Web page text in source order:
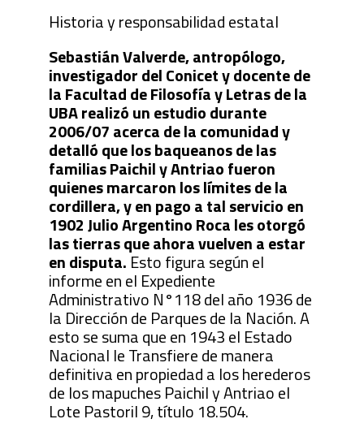
Historia y responsabilidad estatal
Sebastián Valverde, antropólogo,
investigador del Conicet y docente de
la Facultad de Filosofía y Letras de la
UBA realizó un estudio durante
2006/07 acerca de la comunidad y
detalló que los baqueanos de las
familias Paichil y Antriao fueron
quienes marcaron los límites de la
cordillera, y en pago a tal servicio en
1902 Julio Argentino Roca les otorgó
las tierras que ahora vuelven a estar
en disputa. Esto figura según el
informe en el Expediente
Administrativo N°118 del año 1936 de
la Dirección de Parques de la Nación. A
esto se suma que en 1943 el Estado
Nacional le Transfiere de manera
definitiva en propiedad a los herederos
de los mapuches Paichil y Antriao el
Lote Pastoril 9, título 18.504.